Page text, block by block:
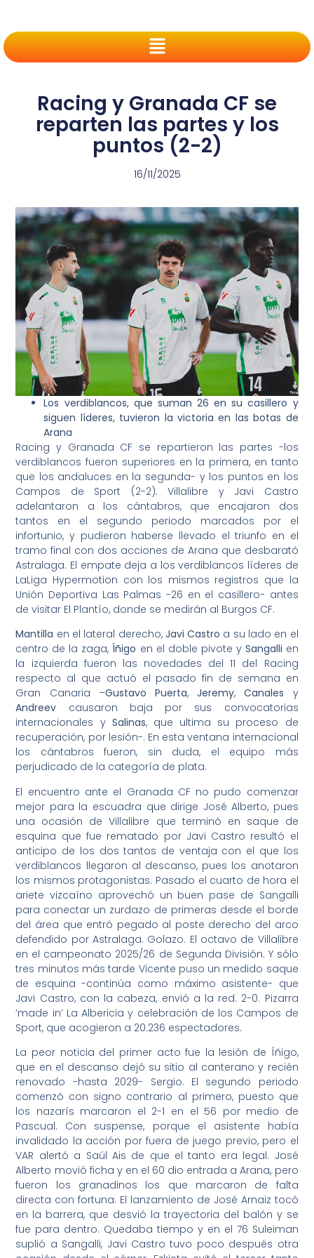
Racing y Granada CF se
reparten las partes y los
puntos (2-2)
16/11/2025
Los verdiblancos, que suman 26 en su casillero y
siguen líderes, tuvieron la victoria en las botas de
Arana
Racing y Granada CF se repartieron las partes -los
verdiblancos fueron superiores en la primera, en tanto
que los andaluces en la segunda- y los puntos en los
Campos de Sport (2-2). Villalibre y Javi Castro
adelantaron a los cántabros, que encajaron dos
tantos en el segundo periodo marcados por el
infortunio, y pudieron haberse llevado el triunfo en el
tramo final con dos acciones de Arana que desbarató
Astralaga. El empate deja a los verdiblancos líderes de
LaLiga Hypermotion con los mismos registros que la
Unión Deportiva Las Palmas -26 en el casillero- antes
de visitar El Plantío, donde se medirán al Burgos CF.
Mantilla en el lateral derecho, Javi Castro a su lado en el
centro de la zaga,Íñigo en el doble pivote y Sangalli en
la izquierda fueron las novedades del 11 del Racing
respecto al que actuó el pasado fin de semana en
Gran Canaria –Gustavo Puerta,Jeremy,Canales y
Andreev causaron baja por sus convocatorias
internacionales y Salinas, que ultima su proceso de
recuperación, por lesión-. En esta ventana internacional
los cántabros fueron, sin duda, el equipo más
perjudicado de la categoría de plata.
El encuentro ante el Granada CF no pudo comenzar
mejor para la escuadra que dirige José Alberto, pues
una ocasión de Villalibre que terminó en saque de
esquina que fue rematado por Javi Castro resultó el
anticipo de los dos tantos de ventaja con el que los
verdiblancos llegaron al descanso, pues los anotaron
los mismos protagonistas. Pasado el cuarto de hora el
ariete vizcaíno aprovechó un buen pase de Sangalli
para conectar un zurdazo de primeras desde el borde
del área que entró pegado al poste derecho del arco
defendido por Astralaga. Golazo. El octavo de Villalibre
en el campeonato 2025/26 de Segunda División. Y sólo
tres minutos más tarde Vicente puso un medido saque
de esquina -continúa como máximo asistente- que
Javi Castro, con la cabeza, envió a la red. 2-0. Pizarra
‘made in’ La Albericia y celebración de los Campos de
Sport, que acogieron a 20.236 espectadores.
La peor noticia del primer acto fue la lesión de Íñigo,
que en el descanso dejó su sitio al canterano y recién
renovado -hasta 2029- Sergio. El segundo periodo
comenzó con signo contrario al primero, puesto que
los nazarís marcaron el 2-1 en el 56 por medio de
Pascual. Con suspense, porque el asistente había
invalidado la acción por fuera de juego previo, pero el
VAR alertó a Saúl Ais de que el tanto era legal. José
Alberto movió ficha y en el 60 dio entrada a Arana, pero
fueron los granadinos los que marcaron de falta
directa con fortuna. El lanzamiento de José Arnaiz tocó
en la barrera, que desvió la trayectoria del balón y se
fue para dentro. Quedaba tiempo y en el 76 Suleiman
suplió a Sangalli, Javi Castro tuvo poco después otra